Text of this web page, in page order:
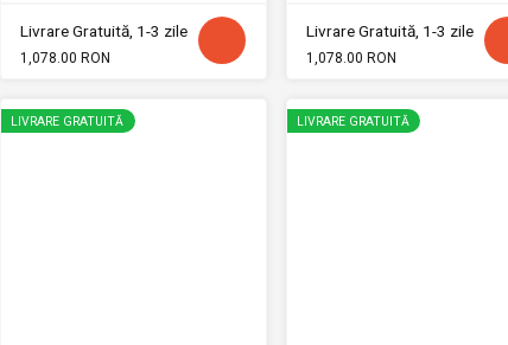
Livrare Gratuită, 1-3 zile
1,078.00 RON
Livrare Gratuită, 1-3 zile
1,078.00 RON
LIVRARE GRATUITĂ LIVRARE GRATUITĂ